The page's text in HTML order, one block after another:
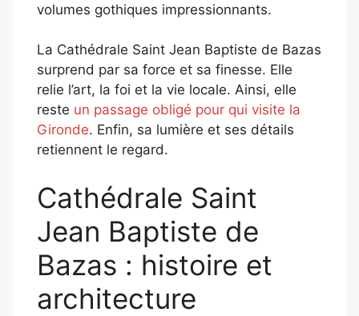
volumes gothiques impressionnants.
La Cathédrale Saint Jean Baptiste de Bazas
surprend par sa force et sa finesse. Elle
relie l’art, la foi et la vie locale. Ainsi, elle
reste un passage obligé pour qui visite la
Gironde. Enfin, sa lumière et ses détails
retiennent le regard.
Cathédrale Saint
Jean Baptiste de
Bazas : histoire et
architecture